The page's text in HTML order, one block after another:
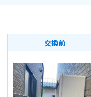
交換前